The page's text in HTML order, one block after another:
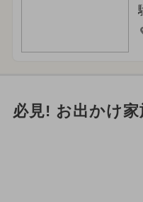
必見! お出かけ